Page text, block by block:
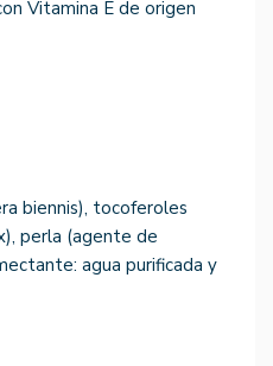
Vitamina E de origen
biennis), tocoferoles
perla (agente de
agua purificada y